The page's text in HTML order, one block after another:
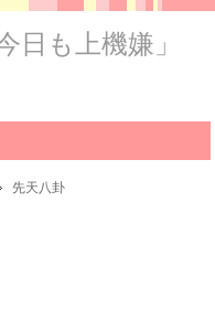
日も上機嫌」
先天八卦